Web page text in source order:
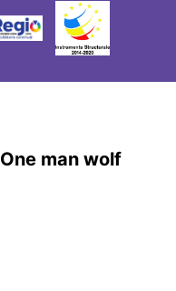
man wolf